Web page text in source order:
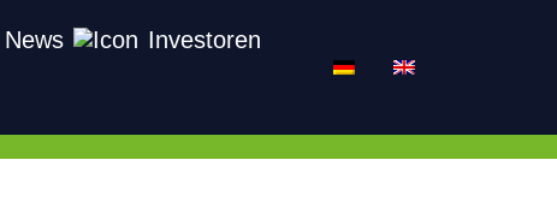
News Investoren